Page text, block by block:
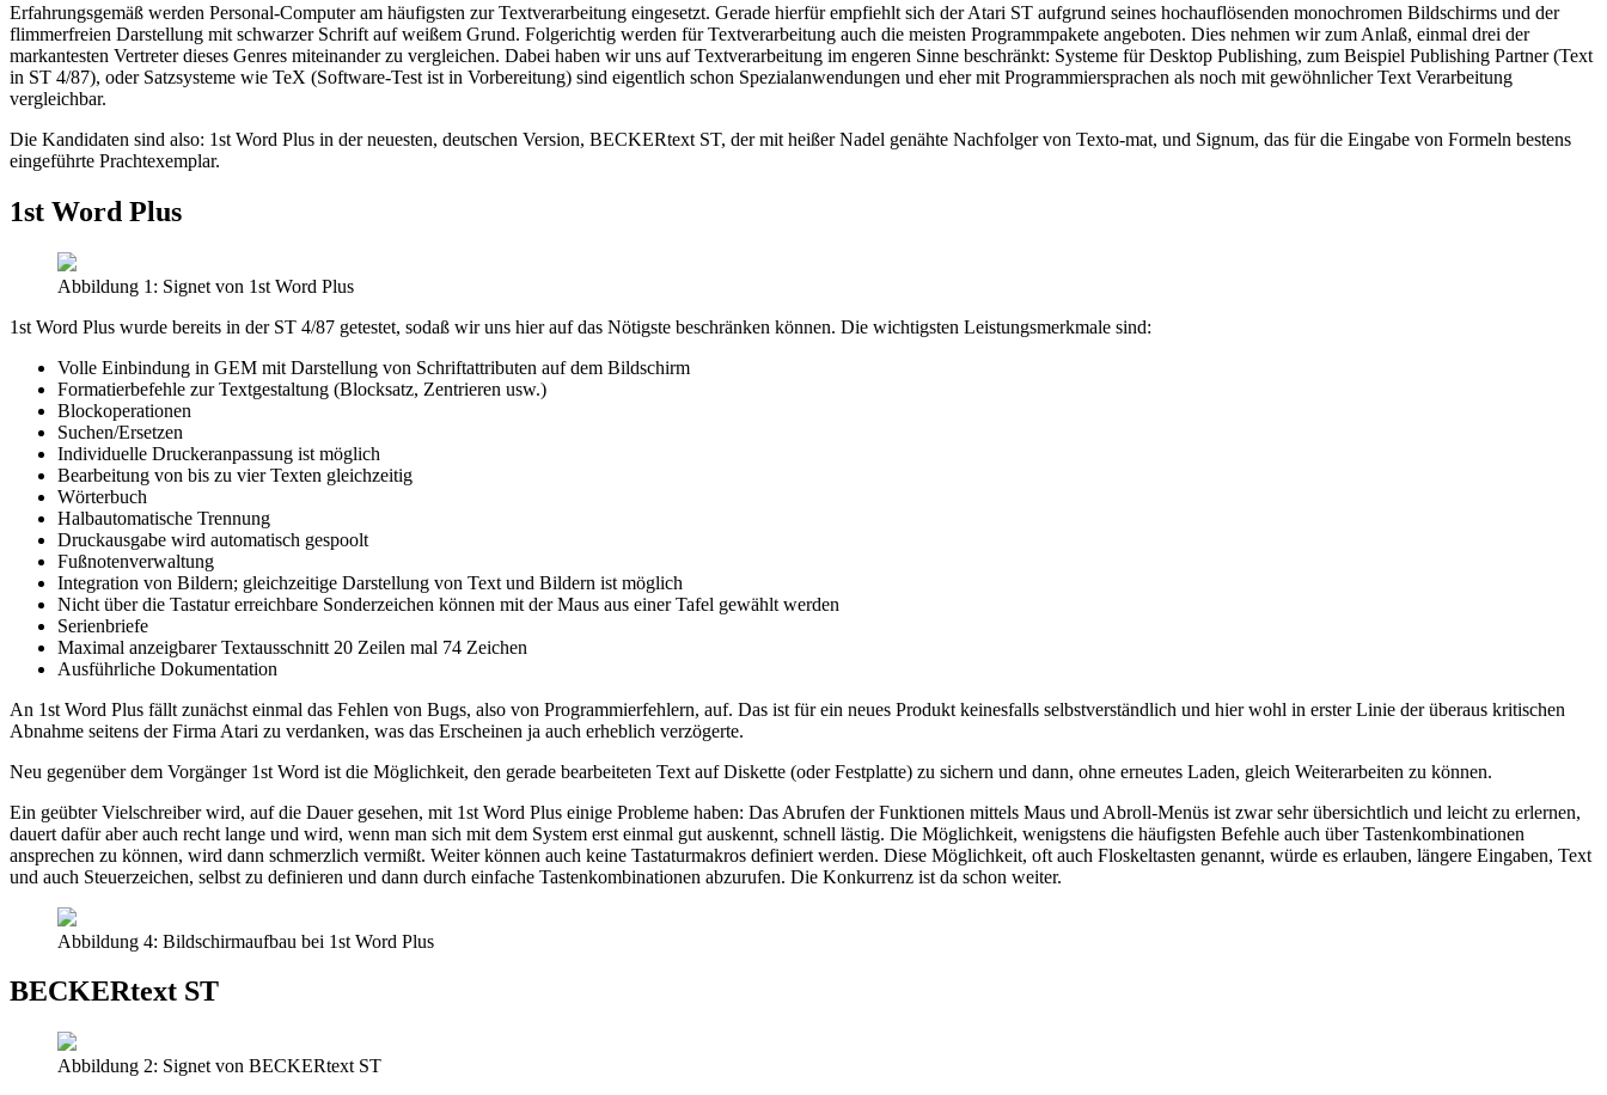
Erfahrungsgemäß werden Personal-Computer am häufigsten zur Textverarbeitung eingesetzt. Gerade hierfür empfiehlt sich der Atari ST aufgrund seines hochauflösenden monochromen Bildschirms und der
flimmerfreien Darstellung mit schwarzer Schrift auf weißem Grund. Folgerichtig werden für Textverarbeitung auch die meisten Programmpakete angeboten. Dies nehmen wir zum Anlaß, einmal drei der
markantesten Vertreter dieses Genres miteinander zu vergleichen. Dabei haben wir uns auf Textverarbeitung im engeren Sinne beschränkt: Systeme für Desktop Publishing, zum Beispiel Publishing Partner (Text
in ST 4/87), oder Satzsysteme wie TeX (Software-Test ist in Vorbereitung) sind eigentlich schon Spezialanwendungen und eher mit Programmiersprachen als noch mit gewöhnlicher Text Verarbeitung
vergleichbar.
Die Kandidaten sind also: 1st Word Plus in der neuesten, deutschen Version, BECKERtext ST, der mit heißer Nadel genähte Nachfolger von Texto-mat, und Signum, das für die Eingabe von Formeln bestens
eingeführte Prachtexemplar.
1st Word Plus
Abbildung 1: Signet von 1st Word Plus
1st Word Plus wurde bereits in der ST 4/87 getestet, sodaß wir uns hier auf das Nötigste beschränken können. Die wichtigsten Leistungsmerkmale sind:
Volle Einbindung in GEM mit Darstellung von Schriftattributen auf dem Bildschirm
Formatierbefehle zur Textgestaltung (Blocksatz, Zentrieren usw.)
Blockoperationen
Suchen/Ersetzen
Individuelle Druckeranpassung ist möglich
Bearbeitung von bis zu vier Texten gleichzeitig
Wörterbuch
Halbautomatische Trennung
Druckausgabe wird automatisch gespoolt
Fußnotenverwaltung
Integration von Bildern; gleichzeitige Darstellung von Text und Bildern ist möglich
Nicht über die Tastatur erreichbare Sonderzeichen können mit der Maus aus einer Tafel gewählt werden
Serienbriefe
Maximal anzeigbarer Textausschnitt 20 Zeilen mal 74 Zeichen
Ausführliche Dokumentation
An 1st Word Plus fällt zunächst einmal das Fehlen von Bugs, also von Programmierfehlern, auf. Das ist für ein neues Produkt keinesfalls selbstverständlich und hier wohl in erster Linie der überaus kritischen
Abnahme seitens der Firma Atari zu verdanken, was das Erscheinen ja auch erheblich verzögerte.
Neu gegenüber dem Vorgänger 1st Word ist die Möglichkeit, den gerade bearbeiteten Text auf Diskette (oder Festplatte) zu sichern und dann, ohne erneutes Laden, gleich Weiterarbeiten zu können.
Ein geübter Vielschreiber wird, auf die Dauer gesehen, mit 1st Word Plus einige Probleme haben: Das Abrufen der Funktionen mittels Maus und Abroll-Menüs ist zwar sehr übersichtlich und leicht zu erlernen,
dauert dafür aber auch recht lange und wird, wenn man sich mit dem System erst einmal gut auskennt, schnell lästig. Die Möglichkeit, wenigstens die häufigsten Befehle auch über Tastenkombinationen
ansprechen zu können, wird dann schmerzlich vermißt. Weiter können auch keine Tastaturmakros definiert werden. Diese Möglichkeit, oft auch Floskeltasten genannt, würde es erlauben, längere Eingaben, Text
und auch Steuerzeichen, selbst zu definieren und dann durch einfache Tastenkombinationen abzurufen. Die Konkurrenz ist da schon weiter.
Abbildung 4: Bildschirmaufbau bei 1st Word Plus
BECKERtext ST
Abbildung 2: Signet von BECKERtext ST